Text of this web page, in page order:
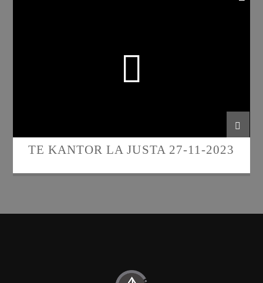
TE KANTOR LA JUSTA 27-11-2023